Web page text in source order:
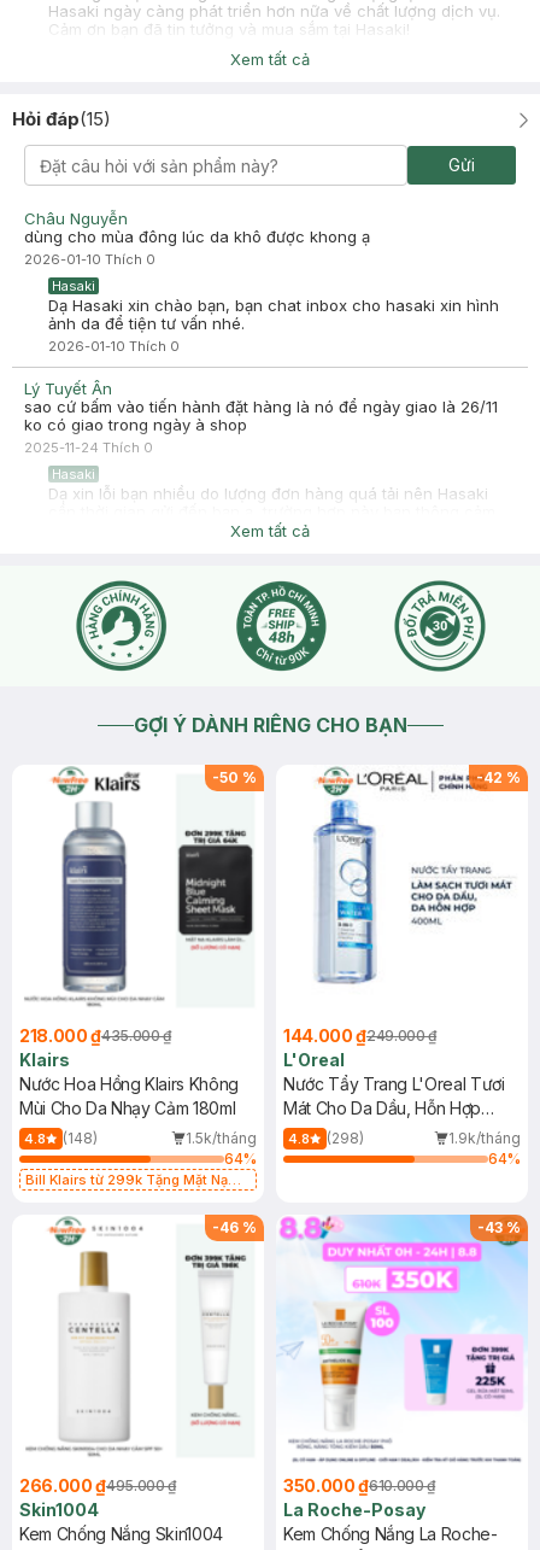
Hasaki ngày càng phát triển hơn nữa về chất lượng dịch vụ.
Cảm ơn bạn đã tin tưởng và mua sắm tại Hasaki!
Phan Thị Thu Vân
Đã mua hàng
trước giờ mình sử dụng cũng vài loại nhưng ưng nhất là tia xịt
sự ngay sau khi xịt,
Hasaki -2025-05-05
Hasaki xin chào! Hasaki cảm ơn Phan Thị Thu Vân đã dành
thời gian đánh giá. Sự hài lòng của khách hàng là động lực to
lớn để Hasaki ngày càng phát triển hơn nữa về chất lượng
dịch vụ. Cảm ơn bạn đã tin tưởng và mua sắm tại Hasaki!
Xem tất cả
Hỏi đáp(15)
Gửi
Châu Nguyễn
dùng cho mùa đông lúc da khô được khong ạ
2026-01-10 Thích 0
Hasaki
Dạ Hasaki xin chào bạn, bạn chat inbox cho hasaki xin hình
ảnh da để tiện tư vấn nhé.
2026-01-10 Thích 0
Lý Tuyết Ân
sao cứ bấm vào tiến hành đặt hàng là nó để ngày giao là 26/11
ko có giao trong ngày à shop
2025-11-24 Thích 0
Hasaki
Dạ xin lỗi bạn nhiều do lượng đơn hàng quá tải nên Hasaki
đặt hàng và chờ nhận hàng theo dự kiến trên đơn giúp
Xem tất cả
GỢI Ý DÀNH RIÊNG CHO BẠN
-50 %
218.000 ₫435.000 ₫
Klairs
Nước Hoa Hồng Klairs Không
Mùi Cho Da Nhạy Cảm 180ml
4.8 (148)
1.5k/tháng
64%
Bill Klairs từ 299k Tặng Mặt Nạ
25ml (SL Có Hạn)
-42 %
144.000 ₫249.000 ₫
L'Oreal
Nước Tẩy Trang L'Oreal Tươi
Mát Cho Da Dầu, Hỗn Hợp
400ml
4.8 (298)
1.9k/tháng
64%
-46 %
266.000 ₫495.000 ₫
Skin1004
Kem Chống Nắng Skin1004
-43%
350.000 ₫610.000 ₫
La Roche-Posay
Kem Chống Nắng La Roche-